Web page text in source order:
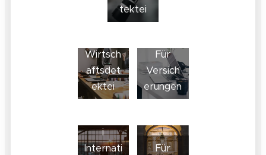
tektei
Wirtsch
aftsdet
ektei
Für
Versich
erungen
i
Internati
Für